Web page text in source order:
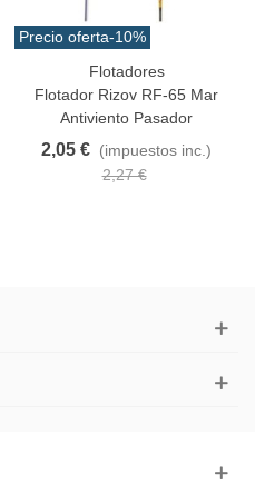
Precio oferta-10%
Flotadores
Flotador Rizov RF-65 Mar
Antiviento Pasador
2,05 € (impuestos inc.)
2,27 €